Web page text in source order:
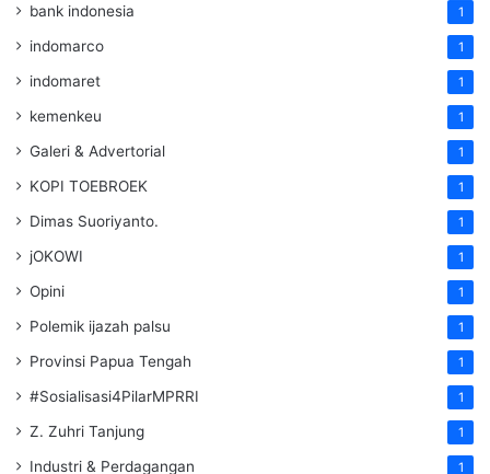
bank indonesia 1
indomarco 1
indomaret 1
kemenkeu 1
Galeri & Advertorial 1
KOPI TOEBROEK 1
Dimas Suoriyanto. 1
jOKOWI 1
Opini 1
Polemik ijazah palsu 1
Provinsi Papua Tengah 1
#Sosialisasi4PilarMPRRI 1
Z. Zuhri Tanjung 1
Industri & Perdagangan 1